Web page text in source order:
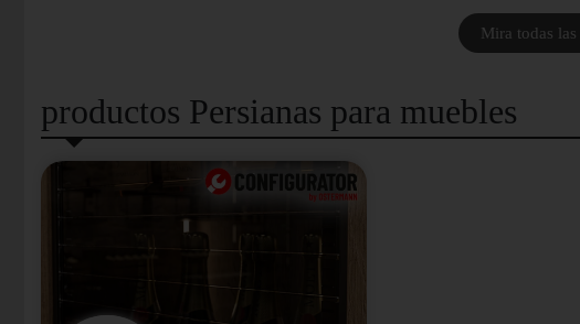
Mira todas las
productos Persianas para muebles